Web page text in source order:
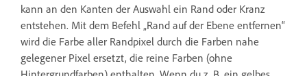
kann an den Kanten der Auswahl ein Rand oder Kranz
entstehen. Mit dem Befehl „Rand auf der Ebene entfernen“
wird die Farbe aller Randpixel durch die Farben nahe
gelegener Pixel ersetzt, die reine Farben (ohne